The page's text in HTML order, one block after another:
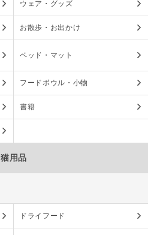
ウェア・グッズ
お散歩・お出かけ
ベッド・マット
フードボウル・小物
書籍
猫用品
ドライフード